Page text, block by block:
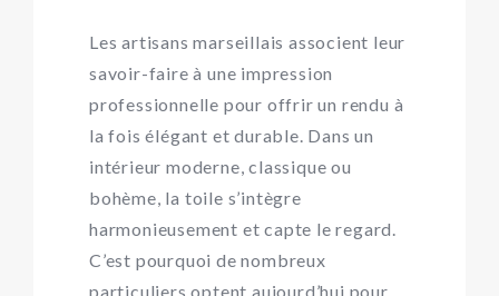
Les artisans marseillais associent leur
savoir-faire à une impression
professionnelle pour offrir un rendu à
la fois élégant et durable. Dans un
intérieur moderne, classique ou
bohème, la toile s’intègre
harmonieusement et capte le regard.
C’est pourquoi de nombreux
particuliers optent aujourd’hui pour